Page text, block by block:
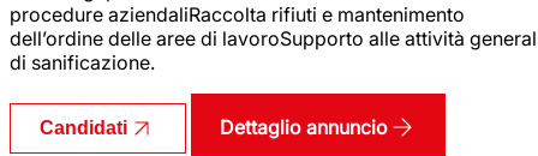
procedure aziendaliRaccolta rifiuti e mantenimento
dell’ordine delle aree di lavoroSupporto alle attività
di sanificazione.
Candidati Dettaglio annuncio